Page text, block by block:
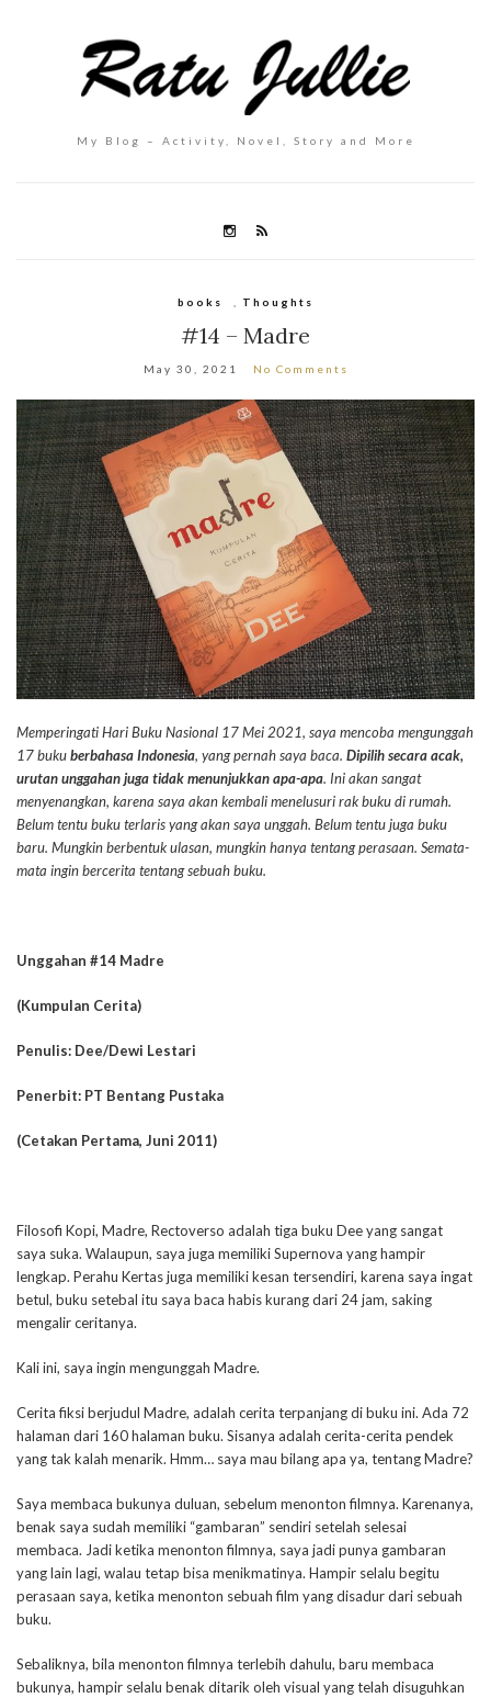
My Blog – Activity, Novel, Story and More
books Thoughts
#14 – Madre
May 30, 2021 No Comments
Memperingati Hari Buku Nasional 17 Mei 2021, saya mencoba mengunggah
17 bukuberbahasa Indonesia, yang pernah saya baca. Dipilih secara acak,
urutan unggahan juga tidak menunjukkan apa-apa. Ini akan sangat
menyenangkan, karena saya akan kembali menelusuri rak buku di rumah.
Belum tentu buku terlaris yang akan saya unggah. Belum tentu juga buku
baru. Mungkin berbentuk ulasan, mungkin hanya tentang perasaan. Semata-
mata ingin bercerita tentang sebuah buku.
Unggahan #14 Madre
(Kumpulan Cerita)
Penulis: Dee/Dewi Lestari
Penerbit: PT Bentang Pustaka
(Cetakan Pertama, Juni 2011)
Filosofi Kopi, Madre, Rectoverso adalah tiga buku Dee yang sangat
saya suka. Walaupun, saya juga memiliki Supernova yang hampir
lengkap. Perahu Kertas juga memiliki kesan tersendiri, karena saya ingat
betul, buku setebal itu saya baca habis kurang dari 24 jam, saking
mengalir ceritanya.
Kali ini, saya ingin mengunggah Madre.
Cerita fiksi berjudul Madre, adalah cerita terpanjang di buku ini. Ada 72
halaman dari 160 halaman buku. Sisanya adalah cerita-cerita pendek
yang tak kalah menarik. Hmm… saya mau bilang apa ya, tentang Madre?
Saya membaca bukunya duluan, sebelum menonton filmnya. Karenanya,
benak saya sudah memiliki “gambaran” sendiri setelah selesai
membaca. Jadi ketika menonton filmnya, saya jadi punya gambaran
yang lain lagi, walau tetap bisa menikmatinya. Hampir selalu begitu
perasaan saya, ketika menonton sebuah film yang disadur dari sebuah
buku.
Sebaliknya, bila menonton filmnya terlebih dahulu, baru membaca
bukunya, hampir selalu benak ditarik oleh visual yang telah disuguhkan